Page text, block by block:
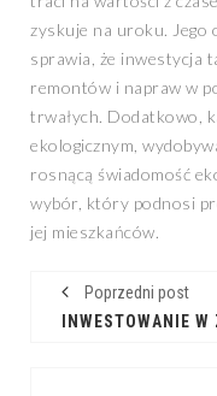
zyskuje na uroku. Jego
sprawia, że inwestycja
remontów i napraw w
trwałych. Dodatkowo,
ekologicznym,
rosnącą świadomość
wybór, który podnosi
jej mieszkańców.
Poprzedni post